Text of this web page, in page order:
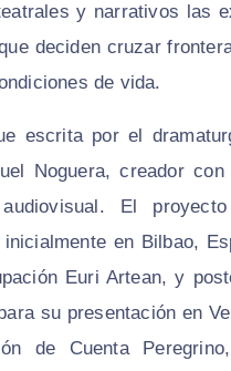
y narrativos las
deciden cruzar
de vida.
escrita por el
Noguera, creador
El
en Bilbao,
Euri Artean, y
su presentación en
de Cuenta